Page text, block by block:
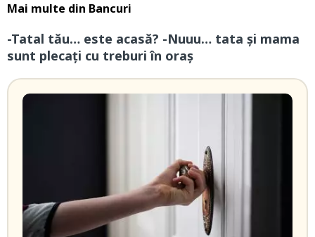
Mai multe din Bancuri
-Tatal tău… este acasă? -Nuuu… tata și mama
sunt plecați cu treburi în oraș